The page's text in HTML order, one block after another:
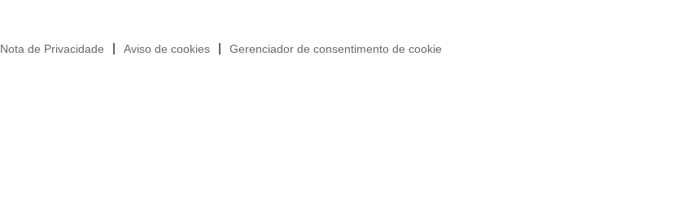
Nota de Privacidade Aviso de cookies Gerenciador de consentimento de cookie